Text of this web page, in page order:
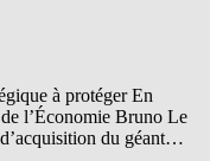
à protéger En
l’Économie Bruno Le
du géant…